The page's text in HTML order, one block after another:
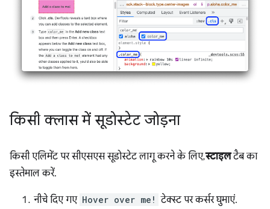
किसी क्लास में सूडोस्टेट जोड़ना
किसी एलिमेंट पर सीएसएस सूडोस्टेट लागू करने के लिए,स्टाइलटैब का
इस्तेमाल करें.
नीचे दिए गए Hover over me! टेक्स्ट पर कर्सर घुमाएं.